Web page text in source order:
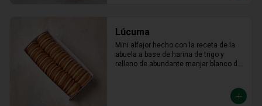
Lúcuma
Mini alfajor hecho con la receta de la
abuela a base de harina de trigo y
relleno de abundante manjar blanco de